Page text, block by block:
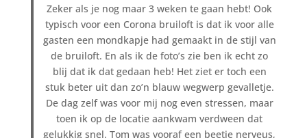
Zeker als je nog maar 3 weken te gaan hebt! Ook
typisch voor een Corona bruiloft is dat ik voor alle
gasten een mondkapje had gemaakt in de stijl van
de bruiloft. En als ik de foto’s zie ben ik echt zo
blij dat ik dat gedaan heb! Het ziet er toch een
stuk beter uit dan zo’n blauw wegwerp gevalletje.
De dag zelf was voor mij nog even stressen, maar
toen ik op de locatie aankwam verdween dat
gelukkig snel. Tom was vooraf een beetje nerveus,